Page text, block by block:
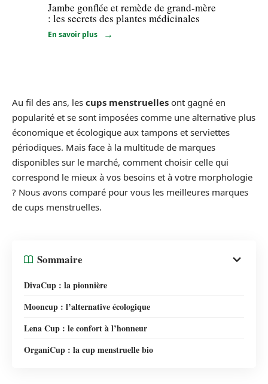
Jambe gonflée et remède de grand-mère
: les secrets des plantes médicinales
En savoir plus
Au fil des ans, les cups menstruelles ont gagné en
popularité et se sont imposées comme une alternative plus
économique et écologique aux tampons et serviettes
périodiques. Mais face à la multitude de marques
disponibles sur le marché, comment choisir celle qui
correspond le mieux à vos besoins et à votre morphologie
? Nous avons comparé pour vous les meilleures marques
de cups menstruelles.
Sommaire
DivaCup : la pionnière
Mooncup : l’alternative écologique
Lena Cup : le confort à l’honneur
OrganiCup : la cup menstruelle bio